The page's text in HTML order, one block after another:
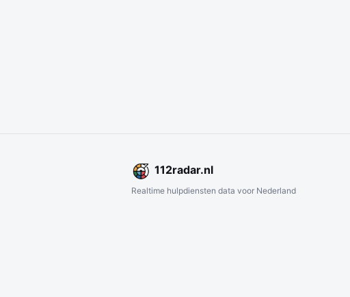
112radar.nl
Realtime hulpdiensten data voor Nederland